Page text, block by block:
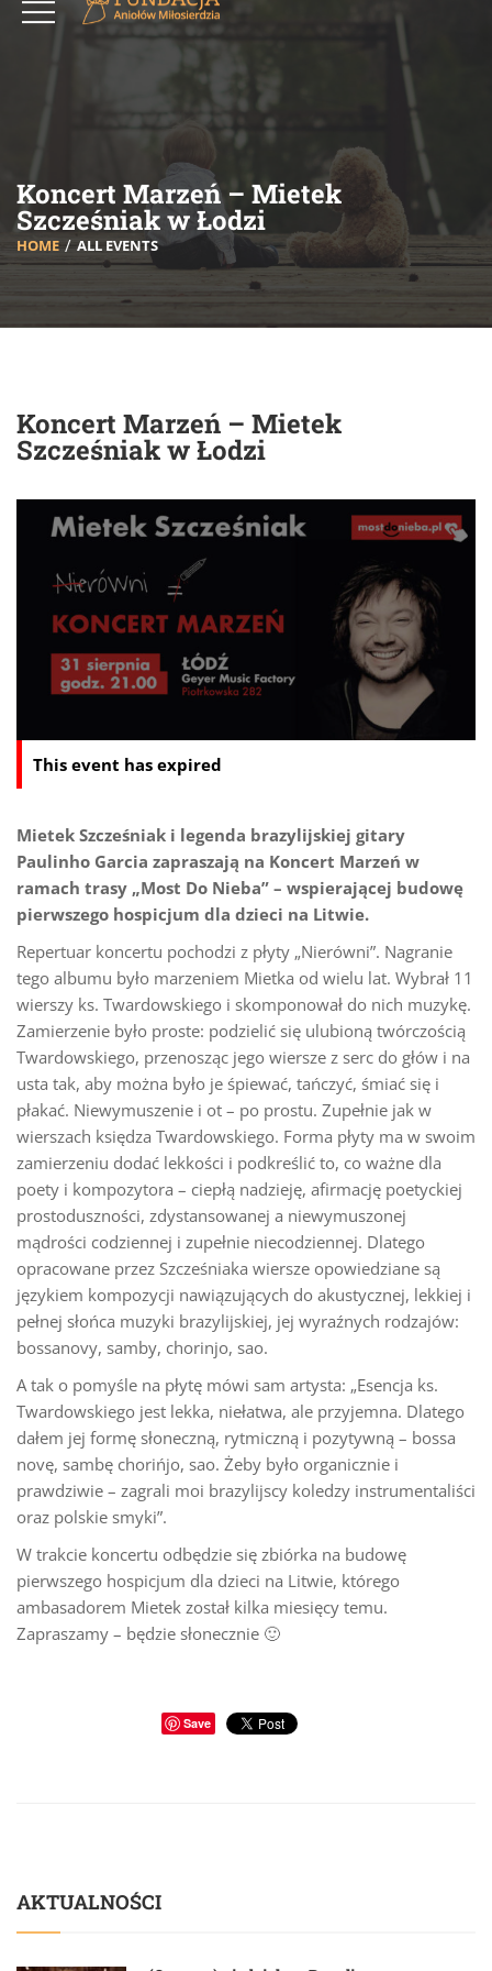
Koncert Marzeń – Mietek
Szcześniak w Łodzi
HOME ALL EVENTS
Koncert Marzeń – Mietek
Szcześniak w Łodzi
This event has expired
Mietek Szcześniak i legenda brazylijskiej gitary
Paulinho Garcia zapraszają na Koncert Marzeń w
ramach trasy „Most Do Nieba” – wspierającej budowę
pierwszego hospicjum dla dzieci na Litwie.
Repertuar koncertu pochodzi z płyty „Nierówni”. Nagranie
tego albumu było marzeniem Mietka od wielu lat. Wybrał 11
wierszy ks. Twardowskiego i skomponował do nich muzykę.
Zamierzenie było proste: podzielić się ulubioną twórczością
Twardowskiego, przenosząc jego wiersze z serc do głów i na
usta tak, aby można było je śpiewać, tańczyć, śmiać się i
płakać. Niewymuszenie i ot – po prostu. Zupełnie jak w
wierszach księdza Twardowskiego. Forma płyty ma w swoim
zamierzeniu dodać lekkości i podkreślić to, co ważne dla
poety i kompozytora – ciepłą nadzieję, afirmację poetyckiej
prostoduszności, zdystansowanej a niewymuszonej
mądrości codziennej i zupełnie niecodziennej. Dlatego
opracowane przez Szcześniaka wiersze opowiedziane są
językiem kompozycji nawiązujących do akustycznej, lekkiej i
pełnej słońca muzyki brazylijskiej, jej wyraźnych rodzajów:
bossanovy, samby, chorinjo, sao.
A tak o pomyśle na płytę mówi sam artysta: „Esencja ks.
Twardowskiego jest lekka, niełatwa, ale przyjemna. Dlatego
dałem jej formę słoneczną, rytmiczną i pozytywną – bossa
novę, sambę chorińjo, sao. Żeby było organicznie i
prawdziwie – zagrali moi brazylijscy koledzy instrumentaliści
oraz polskie smyki”.
W trakcie koncertu odbędzie się zbiórka na budowę
pierwszego hospicjum dla dzieci na Litwie, którego
ambasadorem Mietek został kilka miesięcy temu.
Zapraszamy – będzie słonecznie 🙂
Save
AKTUALNOŚCI